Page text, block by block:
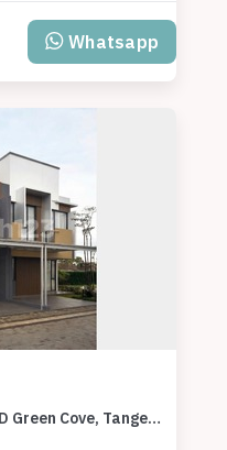
Whatsapp
Jual Rumah Strategis di BSD Green Cove, Tangerang - LT 80m²